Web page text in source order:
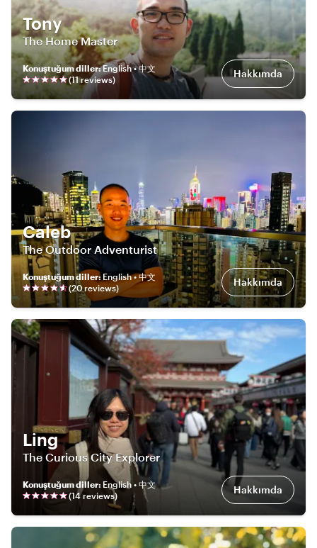
Tony
The Home Master
Konuştuğum diller:English • 中文
(11reviews) Hakkımda
Caleb
The Outdoor Adventurist
Konuştuğum diller: English • 中文
(20reviews) Hakkımda
Ling
The Curious City Explorer
Konuştuğum diller: English • 中文
(14reviews) Hakkımda